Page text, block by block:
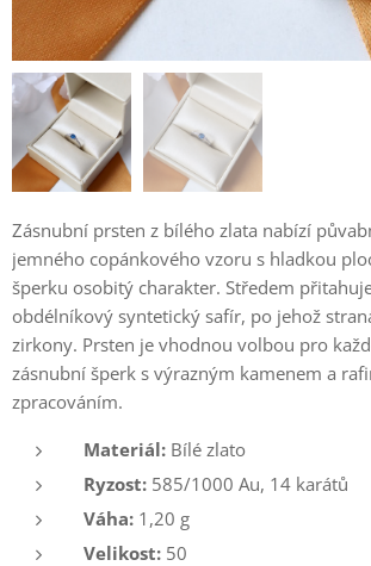
Zásnubní prsten z bílého zlata nabízí
jemného copánkového vzoru s hladkou
šperku osobitý charakter. Středem
obdélníkový syntetický safír, po jehož
zirkony. Prsten je vhodnou volbou pro
zásnubní šperk s výrazným kamenem a
zpracováním.
Materiál: Bílé zlato
Ryzost: 585/1000 Au, 14 karátů
Váha: 1,20 g
Velikost: 50